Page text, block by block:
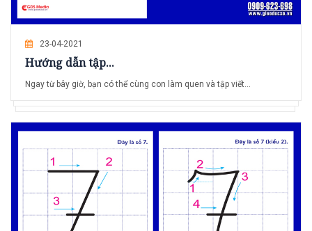
23-04-2021
Hướng dẫn tập...
Ngay từ bây giờ, bạn có thể cùng con làm quen và tập viết...